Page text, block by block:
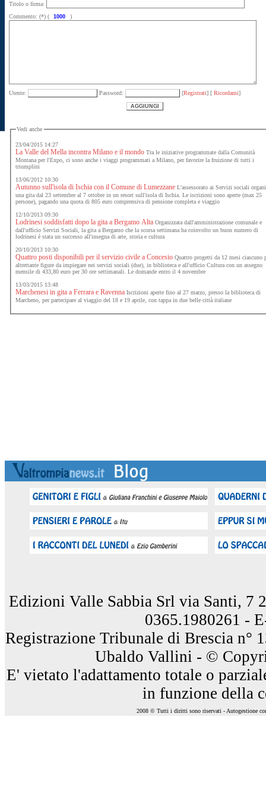
Titolo o firma:
Commento: (*) (
)
Utente: Password: [Registrati] [ Ricordami]
Vedi anche
23/04/2015 14:27
La Valle del Mella incontra Milano e il mondo Tra le iniziative programmate dalla Comunità
Montana per l'Expo, ci sono anche i viaggi programmati a Milano, per favorire la fruizione di tutti i
triumplini
13/06/2012 10:30
Autunno sull'isola di Ischia con il Comune di Lumezzane L'assessorato ai Servizi sociali
una gita dal 23 settembre al 7 ottobre in un resort sull'isola di Ischia. Le iscrizioni sono aperte (max 25
persone), pagando una quota di 805 euro comprensiva di pensione completa e viaggio
12/10/2013 09:30
Lodrinesi soddisfatti dopo la gita a Bergamo Alta Organizzata dall'amministrazione comunale e
dall'ufficio Servizi Sociali, la gita a Bergamo che la scorsa settimana ha coinvolto un buon numero di
lodrinesi è stata un successo all'insegna di arte, storia e cultura
20/10/2013 10:30
Quattro posti disponibili per il servizio civile a Concesio Quattro progetti da 12 mesi ciascuno
altrettante figure da impiegare nei servizi sociali (due), in biblioteca e all'ufficio Cultura con un assegno
mensile di 433,80 euro per 30 ore settimanali. Le domande entro il 4 novembre
13/03/2015 13:48
Marchenesi in gita a Ferrara e Ravenna Iscrizioni aperte fino al 27 marzo, presso la biblioteca di
Marcheno, per partecipare al viaggio del 18 e 19 aprile, con tappa in due belle città italiane
Edizioni Valle Sabbia Srl via Santi, 7
0365.1980261 -
Registrazione Tribunale di Brescia n°
Ubaldo Vallini - ©
E' vietato l'adattamento totale o
in funzione della
2008 © Tutti i diritti sono riservati - Autogestione